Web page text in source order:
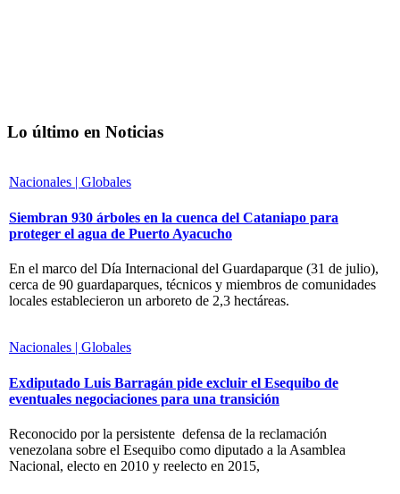
Lo último en Noticias
Nacionales | Globales
Siembran 930 árboles en la cuenca del Cataniapo para
proteger el agua de Puerto Ayacucho
En el marco del Día Internacional del Guardaparque (31 de julio),
cerca de 90 guardaparques, técnicos y miembros de comunidades
locales establecieron un arboreto de 2,3 hectáreas.
Nacionales | Globales
Exdiputado Luis Barragán pide excluir el Esequibo de
eventuales negociaciones para una transición
Reconocido por la persistente defensa de la reclamación
venezolana sobre el Esequibo como diputado a la Asamblea
Nacional, electo en 2010 y reelecto en 2015,